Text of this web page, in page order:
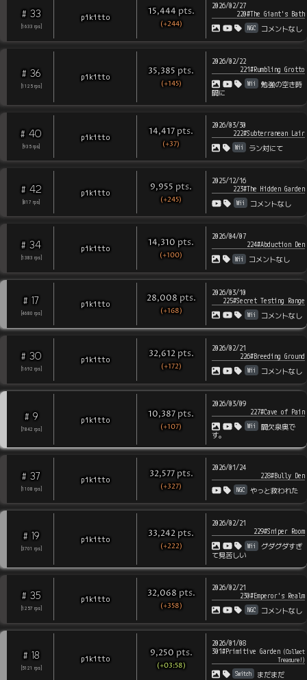
# 33
1633 rps
pikitto 15,444 pts.
(+244)
2026/02/27
220#The Giant's Bath
NGC コメントなし
# 36
1125 rps
pikitto 35,385 pts.
(+145)
2026/02/22
221#Rumbling Grotto
Wii
勉強の空き時
間に
# 40
[935 rps
pikitto 14,417 pts.
(+37)
2026/03/30
222#Subterranean Lair
Wii ラン対にて
# 42
[817 rps
pikitto 9,955 pts.
(+245)
2025/12/16
223#The Hidden Garden
Wii コメントなし
# 34
1383 rps
pikitto 14,310 pts.
(+100)
2026/04/07
224#Abduction Den
Wii コメントなし
# 17
4680 rps
pikitto 28,008 pts.
(+168)
2026/03/10
225#Secret Testing Range
Wii コメントなし
# 30
1692 rps
pikitto 32,612 pts.
(+172)
2026/02/21
226#Breeding Ground
Wii コメントなし
# 9
7842 rps
pikitto 10,387 pts.
(+107)
2026/03/09
227#Cave of Pain
Wii
間欠泉奥で
す。
# 37
1108 rps
pikitto 32,577 pts.
(+327)
2026/01/24
228#Bully Den
NGC やっと救われた
# 19
3701 rps
pikitto 33,242 pts.
(+222)
2026/02/21
229#Sniper Room
Wii
グダグダすぎ
て見苦しい
# 35
1257 rps
pikitto 32,068 pts.
(+358)
2026/02/21
230#Emperor's Realm
NGC コメントなし
# 18
5121 rps
pikitto 9,250 pts.
(+03:58)
2026/01/08
301#Primitive Garden(Collect
Treasure!)
Switch
まだまだ